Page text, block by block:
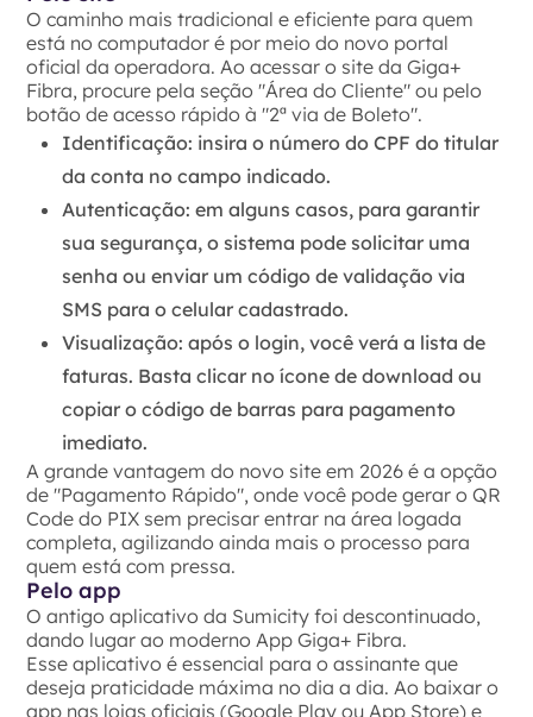
O caminho mais tradicional e eficiente para quem
está no computador é por meio do novo portal
oficial da operadora. Ao acessar o site da Giga+
Fibra, procure pela seção "Área do Cliente" ou pelo
botão de acesso rápido à "2ª via de Boleto".
Identificação: insira o número do CPF do titular
da conta no campo indicado.
Autenticação: em alguns casos, para garantir
sua segurança, o sistema pode solicitar uma
senha ou enviar um código de validação via
SMS para o celular cadastrado.
Visualização: após o login, você verá a lista de
faturas. Basta clicar no ícone de download ou
copiar o código de barras para pagamento
imediato.
A grande vantagem do novo site em 2026 é a opção
de "Pagamento Rápido", onde você pode gerar o QR
Code do PIX sem precisar entrar na área logada
completa, agilizando ainda mais o processo para
quem está com pressa.
Pelo app
O antigo aplicativo da Sumicity foi descontinuado,
dando lugar ao moderno App Giga+ Fibra.
Esse aplicativo é essencial para o assinante que
deseja praticidade máxima no dia a dia. Ao baixar o
app nas lojas oficiais (Google Play ou App Store) e